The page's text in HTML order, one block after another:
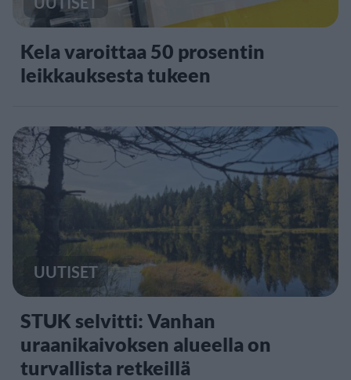
Kela varoittaa 50 prosentin
leikkauksesta tukeen
UUTISET
STUK selvitti: Vanhan
uraanikaivoksen alueella on
turvallista retkeillä